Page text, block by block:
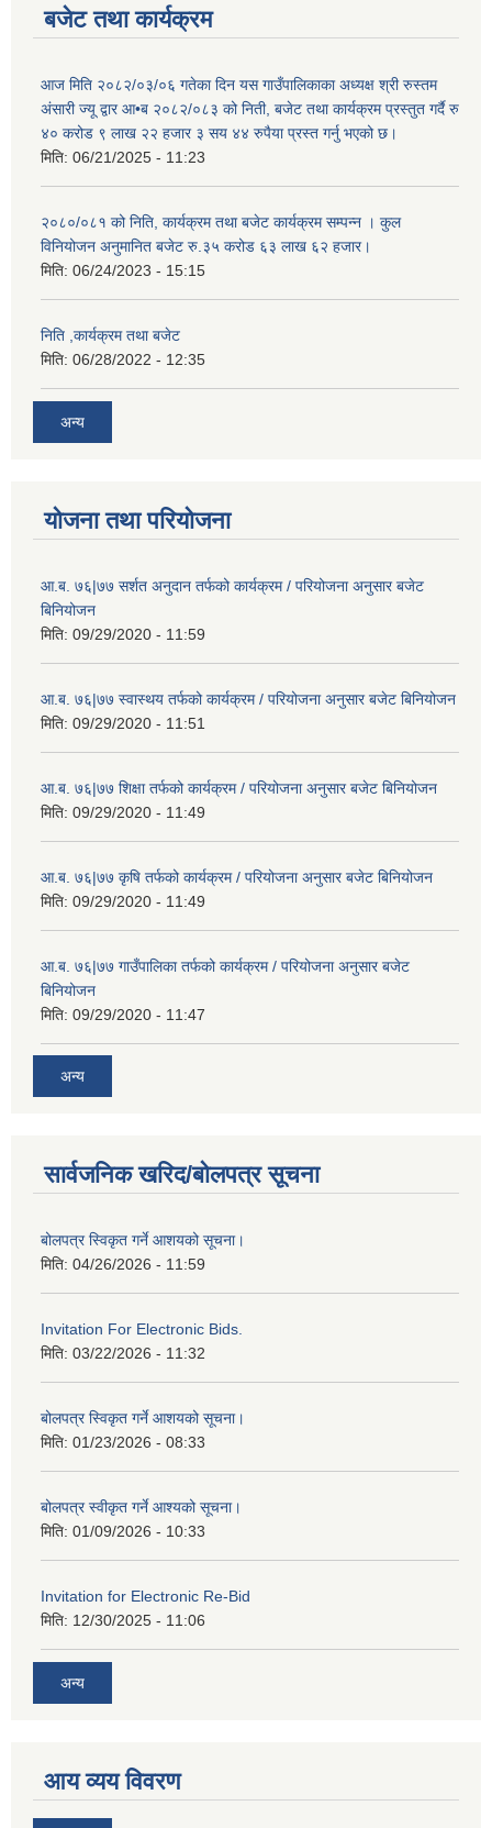
बजेट तथा कार्यक्रम
आज मिति २०८२/०३/०६ गतेका दिन यस गाउँपालिकाका अध्यक्ष श्री रुस्तम
अंसारी ज्यू द्वार आ•ब २०८२/०८३ को निती, बजेट तथा कार्यक्रम प्रस्तुत गर्दै रु
४० करोड ९ लाख २२ हजार ३ सय ४४ रुपैया प्रस्त गर्नु भएको छ।
मिति: 06/21/2025 - 11:23
२०८०/०८१ को निति, कार्यक्रम तथा बजेट कार्यक्रम सम्पन्न । कुल
विनियोजन अनुमानित बजेट रु.३५ करोड ६३ लाख ६२ हजार।
मिति: 06/24/2023 - 15:15
निति ,कार्यक्रम तथा बजेट
मिति: 06/28/2022 - 12:35
अन्य
योजना तथा परियोजना
आ.ब. ७६|७७ सर्शत अनुदान तर्फको कार्यक्रम / परियोजना अनुसार बजेट
बिनियोजन
मिति: 09/29/2020 - 11:59
आ.ब. ७६|७७ स्वास्थय तर्फको कार्यक्रम / परियोजना अनुसार बजेट बिनियोजन
मिति: 09/29/2020 - 11:51
आ.ब. ७६|७७ शिक्षा तर्फको कार्यक्रम / परियोजना अनुसार बजेट बिनियोजन
मिति: 09/29/2020 - 11:49
आ.ब. ७६|७७ कृषि तर्फको कार्यक्रम / परियोजना अनुसार बजेट बिनियोजन
मिति: 09/29/2020 - 11:49
आ.ब. ७६|७७ गाउँपालिका तर्फको कार्यक्रम / परियोजना अनुसार बजेट
बिनियोजन
मिति: 09/29/2020 - 11:47
अन्य
सार्वजनिक खरिद/बोलपत्र सूचना
बोलपत्र स्विकृत गर्ने आशयको सूचना।
मिति: 04/26/2026 - 11:59
Invitation For Electronic Bids.
मिति: 03/22/2026 - 11:32
बोलपत्र स्विकृत गर्ने आशयको सूचना।
मिति: 01/23/2026 - 08:33
बोलपत्र स्वीकृत गर्ने आश्यको सूचना।
मिति: 01/09/2026 - 10:33
Invitation for Electronic Re-Bid
मिति: 12/30/2025 - 11:06
अन्य
आय व्यय विवरण